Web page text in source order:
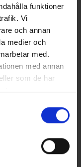
funktioner
Vi
och annan
medier och
med.
med annan
som de har
Betyg: